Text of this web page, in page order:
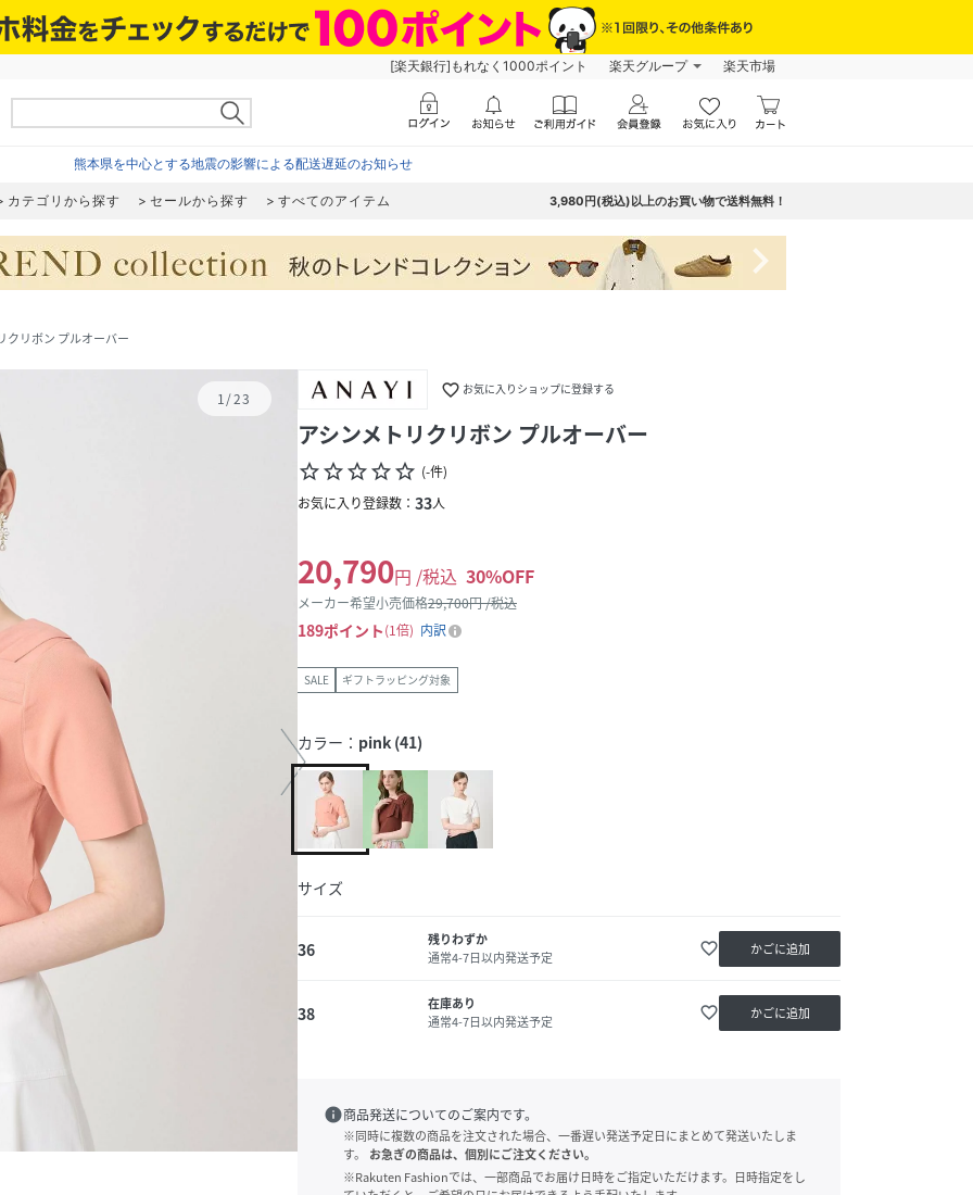
[楽天銀行]もれなく1000ポイント 楽天グループ 楽天市場
熊本県を中心とする地震の影響による配送遅延のお知らせ
カテゴリから探す セールから探す すべてのアイテム 3,980円(税込)以上のお買い物で送料無料！
navigate_next
クリボン プルオーバー
1/23 favorite_border お気に入りショップに登録する
アシンメトリクリボン プルオーバー
star_borderstar_borderstar_borderstar_borderstar_border (-件)
お気に入り登録数： 33人
20,790円 /税込 30%OFF
メーカー希望小売価格29,700円 /税込
189ポイント 1倍 内訳
SALE ギフトラッピング対象
カラー： pink (41)
サイズ
36
残りわずか
通常4-7日以内発送予定
favorite_border かごに追加
38
在庫あり
通常4-7日以内発送予定
favorite_border かごに追加
info商品発送についてのご案内です。
※同時に複数の商品を注文された場合、一番遅い発送予定日にまとめて発送いたしま
す。
お急ぎの商品は、個別にご注文ください。
※Rakuten Fashionでは、一部商品でお届け日時をご指定いただけます。日時指定をし